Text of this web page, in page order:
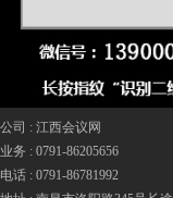
公司 : 江西会议网
业务 : 0791-86205656
电话 : 0791-86781992